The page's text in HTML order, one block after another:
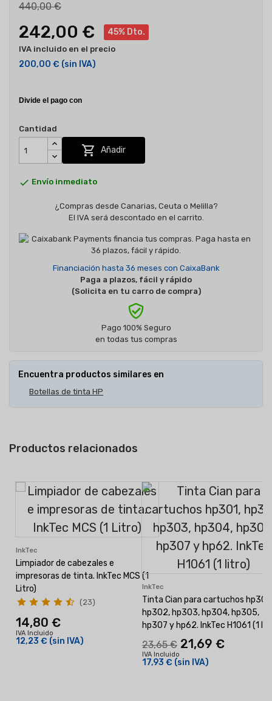
440,00 €
242,00 € 45% Dto.
IVA incluido en el precio
200,00 € (sin IVA)
Cantidad
 Añadir
 Envío inmediato
¿Compras desde Canarias, Ceuta o Melilla?
El IVA será descontado en el carrito.
Financiación hasta 36 meses con CaixaBank
Paga a plazos, fácil y rápido
(Solicita en tu carro de compra)
Pago 100% Seguro
en todas tus compras
Encuentra productos similares en
Botellas de tinta HP
Productos relacionados
InkTec
Limpiador de cabezales e
impresoras de tinta. InkTec MCS (1
Litro)
14,80 €
IVA Incluido
12,23 € (sin IVA)
(23)
InkTec
Tinta Cian para cartuchos hp301,
hp302, hp303, hp304, hp305,
hp307 y hp62. InkTec H1061 (1
23,65 € 21,69 €
IVA Incluido
17,93 € (sin IVA)